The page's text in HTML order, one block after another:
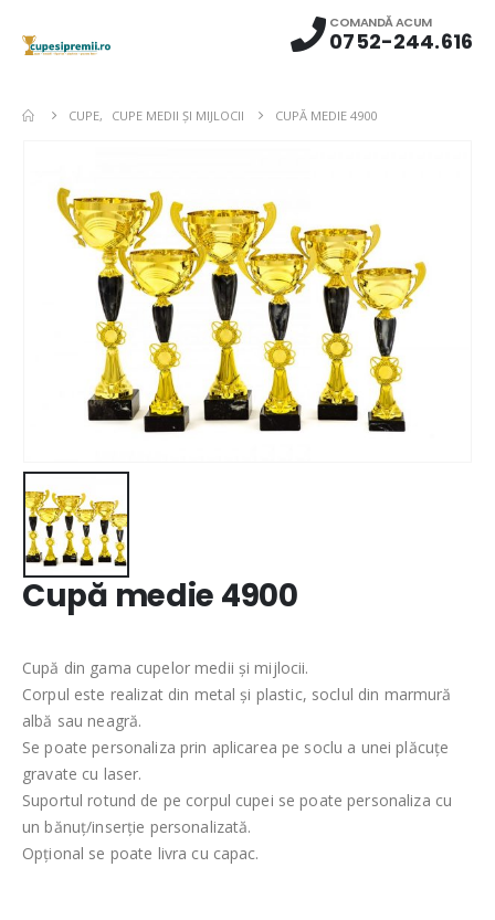
COMANDĂ ACUM
0752-244.616
CUPE, CUPE MEDII ŞI MIJLOCII CUPĂ MEDIE 4900
Cupă medie 4900
Cupă din gama cupelor medii și mijlocii.
Corpul este realizat din metal și plastic, soclul din marmură
albă sau neagră.
Se poate personaliza prin aplicarea pe soclu a unei plăcuțe
gravate cu laser.
Suportul rotund de pe corpul cupei se poate personaliza cu
un bănuț/inserție personalizată.
Opțional se poate livra cu capac.